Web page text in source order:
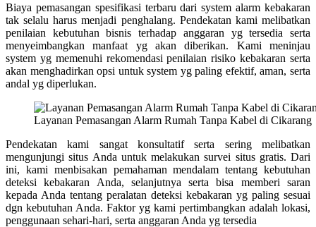
Biaya pemasangan spesifikasi terbaru dari system alarm kebakaran
tak selalu harus menjadi penghalang. Pendekatan kami melibatkan
penilaian kebutuhan bisnis terhadap anggaran yg tersedia serta
menyeimbangkan manfaat yg akan diberikan. Kami meninjau
system yg memenuhi rekomendasi penilaian risiko kebakaran serta
akan menghadirkan opsi untuk system yg paling efektif, aman, serta
andal yg diperlukan.
Layanan Pemasangan Alarm Rumah Tanpa Kabel di Cikarang
Pendekatan kami sangat konsultatif serta sering melibatkan
mengunjungi situs Anda untuk melakukan survei situs gratis. Dari
ini, kami menbisakan pemahaman mendalam tentang kebutuhan
deteksi kebakaran Anda, selanjutnya serta bisa memberi saran
kepada Anda tentang peralatan deteksi kebakaran yg paling sesuai
dgn kebutuhan Anda. Faktor yg kami pertimbangkan adalah lokasi,
penggunaan sehari-hari, serta anggaran Anda yg tersedia